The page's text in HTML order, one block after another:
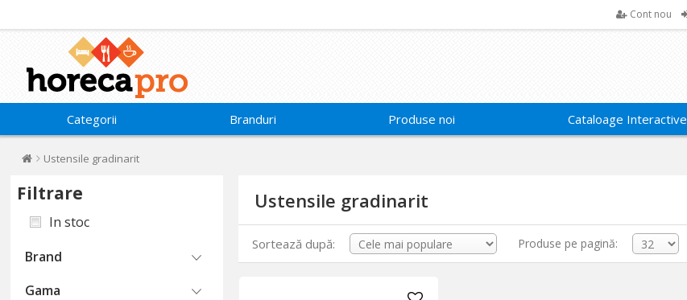
Cont nou
Categorii Branduri Produse noi Cataloage Interactive
Ustensile gradinarit
Filtrare
In stoc
Brand
Gama
Ustensile gradinarit
Sortează după: Produse pe pagină: